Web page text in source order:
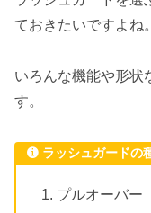
ておきたいですよね。
いろんな機能や形状
す。
ラッシュガードの
プルオーバー